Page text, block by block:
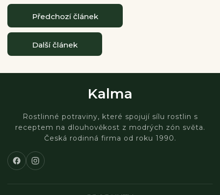
Předchozí článek
Další článek
Kalma
Rostlinné potraviny, které spojují sílu rostlin s
receptem na dlouhověkost z modrých zón světa.
Česká rodinná firma od roku 1990.